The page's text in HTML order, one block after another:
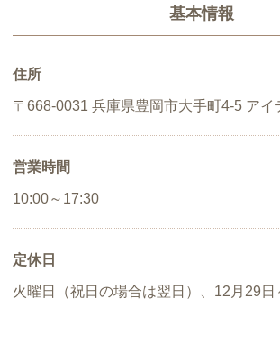
基本情報
住所
〒668-0031 兵庫県豊岡市大手町4-5 アイ
営業時間
10:00～17:30
定休日
火曜日（祝日の場合は翌日）、12月29日